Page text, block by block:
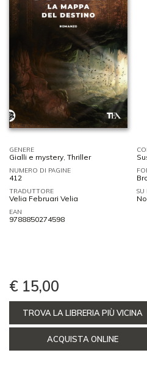
GENERE
Gialli e mystery, Thriller
NUMERO DI PAGINE
412
TRADUTTORE
Velia Februari Velia
SU
EAN
9788850274598
€ 15,00
TROVA LA LIBRERIA PIÙ VICINA
ACQUISTA ONLINE